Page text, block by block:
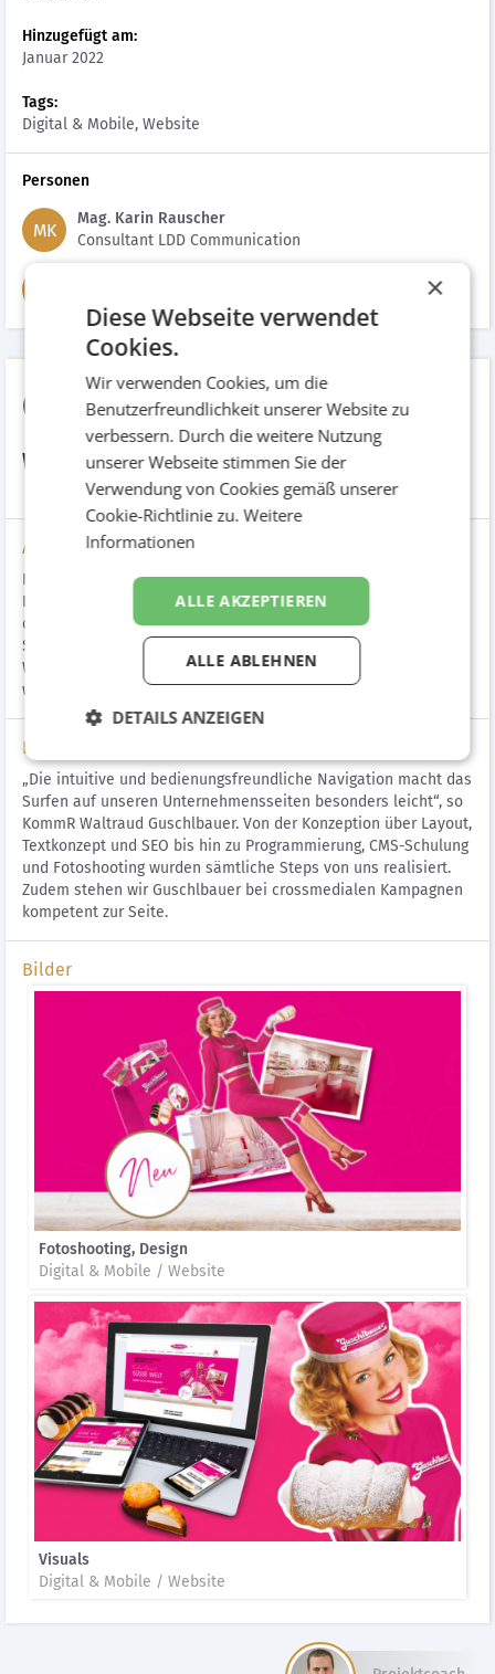
Hinzugefügt am:
Januar 2022
Tags:
Digital & Mobile, Website
Personen
MK
Mag. Karin Rauscher
Consultant LDD Communication
Guschlbauer
Webrelaunch
Aufgabenstellung
Im Fokus des neuen Web-Auftritts stand eine "Rundum-
Erneuerung". Ein frischer Look, responsive Design für die
optimierte mobile Darstellung, eine umfangreiche
Suchmaschinenoptimierung und sowie die eigenständige
Wartung durch den Kunden über ein benutzerfreundliches CMS
waren wesentlichen Anforderungskriterien.
Lösung
„Die intuitive und bedienungsfreundliche Navigation macht das
Surfen auf unseren Unternehmensseiten besonders leicht“, so
KommR Waltraud Guschlbauer. Von der Konzeption über Layout,
Textkonzept und SEO bis hin zu Programmierung, CMS-Schulung
und Fotoshooting wurden sämtliche Steps von uns realisiert.
Zudem stehen wir Guschlbauer bei crossmedialen Kampagnen
kompetent zur Seite.
Bilder
Fotoshooting, Design
Digital & Mobile / Website
Visuals
Digital & Mobile / Website
×
Diese Webseite verwendet
Cookies.
Wir verwenden Cookies, um die
Benutzerfreundlichkeit unserer Website zu
verbessern. Durch die weitere Nutzung
unserer Webseite stimmen Sie der
Verwendung von Cookies gemäß unserer
Cookie-Richtlinie zu.Weitere
Informationen
ALLE AKZEPTIEREN
ALLE ABLEHNEN
DETAILS ANZEIGEN